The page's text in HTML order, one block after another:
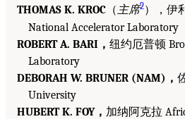
THOMAS K. KROC （ 主席2），伊
National Accelerator Laboratory
ROBERT A. BARI， 纽约厄普顿
Laboratory
DEBORAH W. BRUNER (NAM)，
University
HUBERT K. FOY， 加纳阿克拉